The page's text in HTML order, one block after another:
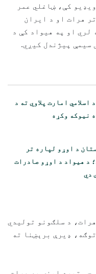
کې، ښاغلي عمر
هرات او د ایران
لري او په هیواد کې د
سیمې پیژندل کیږي.
امارت پلاوي ته د
نیوکه وکړه
د اوړو لپاره تر
د هیواد د اوړو صادرات
د سلګونو تولیدي
ډیرې برېښنا ته